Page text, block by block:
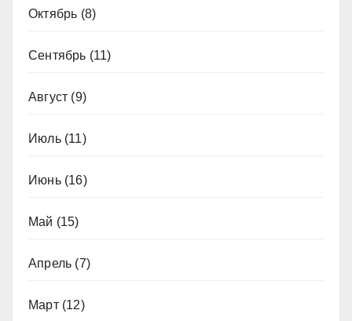
Октябрь (8)
Сентябрь (11)
Август (9)
Июль(11)
Июнь(16)
Май (15)
Апрель (7)
Март(12)